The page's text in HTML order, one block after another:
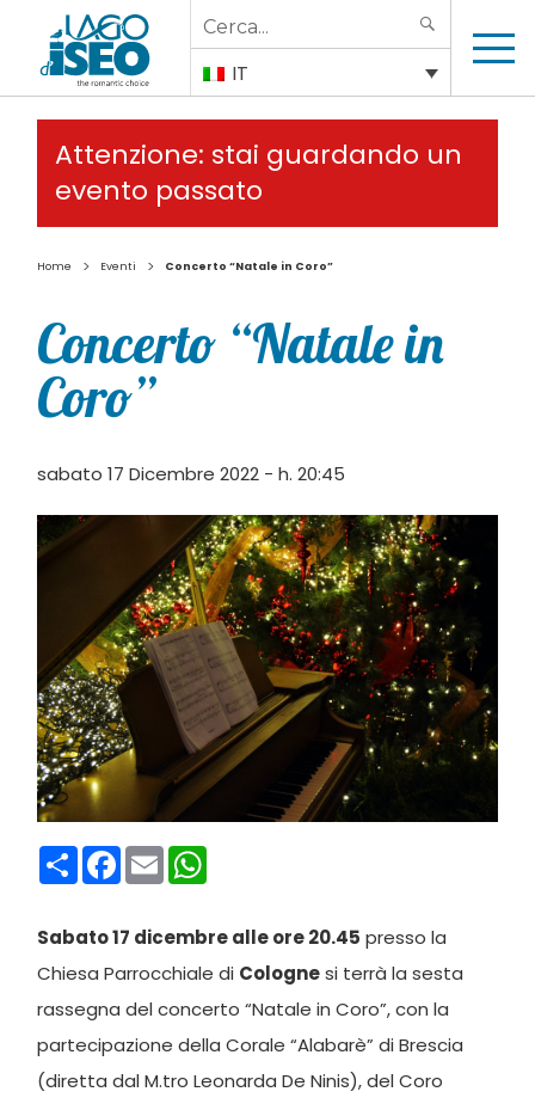
Search
for:
IT
Attenzione: stai guardando un
evento passato
Home > Eventi > Concerto “Natale in Coro”
Concerto “Natale in
Coro”
sabato 17 Dicembre 2022 - h. 20:45
CondividiFacebook
Email
Sabato 17 dicembre alle ore 20.45 presso la
Chiesa Parrocchiale di Colognesi terrà la sesta
rassegna del concerto “Natale in Coro”, con la
partecipazione della Corale “Alabarè” di Brescia
(diretta dal M.tro Leonarda De Ninis), del Coro